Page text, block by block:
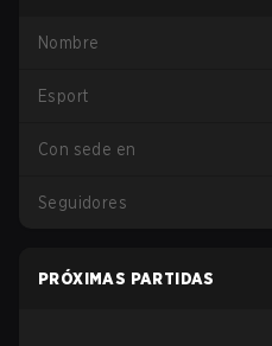
Nombre
Esport
Con sede en
Seguidores
PRÓXIMAS PARTIDAS